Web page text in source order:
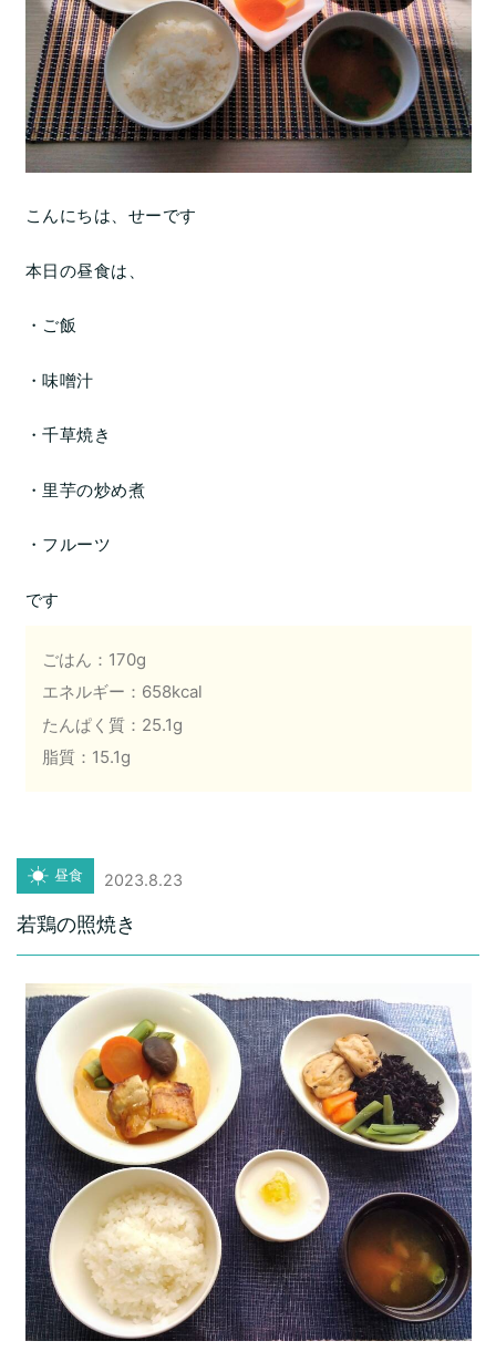
こんにちは、せーです
本日の昼食は、
・ご飯
・味噌汁
・千草焼き
・里芋の炒め煮
・フルーツ
です
ごはん：170g
エネルギー：658kcal
たんぱく質：25.1g
脂質：15.1g
昼食 2023.8.23
若鶏の照焼き